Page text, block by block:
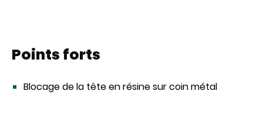
Points forts
Blocage de la tête en résine sur coin métal